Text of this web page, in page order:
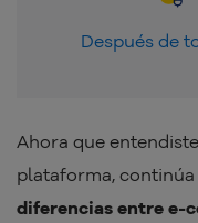
Después de
Ahora que
plataforma,
diferencias entre e-